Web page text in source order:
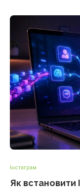
Інстаграм
Як встановити